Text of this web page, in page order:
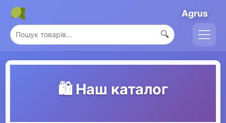
Agrus
🔍
🛍️ Наш каталог